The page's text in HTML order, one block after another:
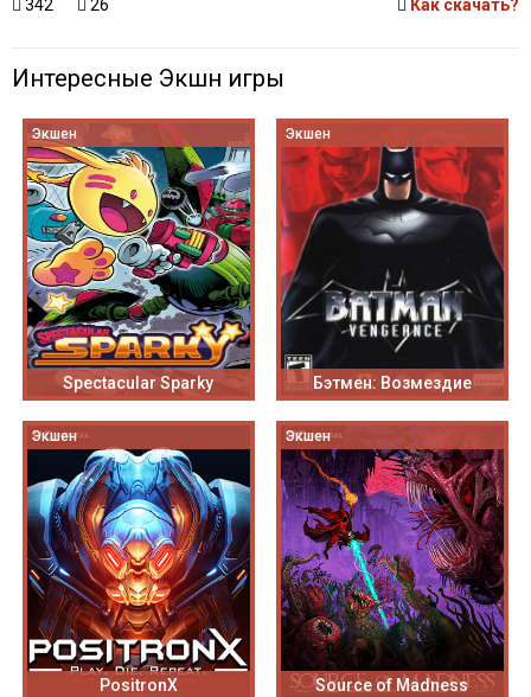
342 26 Как скачать?
Интересные Экшн игры
Экшен
Spectacular Sparky
Экшен
Бэтмен: Возмездие
Экшен
PositronX
Экшен
Source of Madness